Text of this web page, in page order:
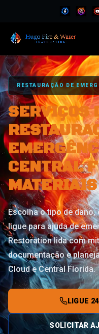
RESTAURAÇÃO DE
SERVIÇOS
CENTRAL
MATERIAIS
Escolha o tipo de
ligue para ajuda de
Restoration lida com
documentação e
Cloud e Central Florida.
LIGUE
SOLICITAR